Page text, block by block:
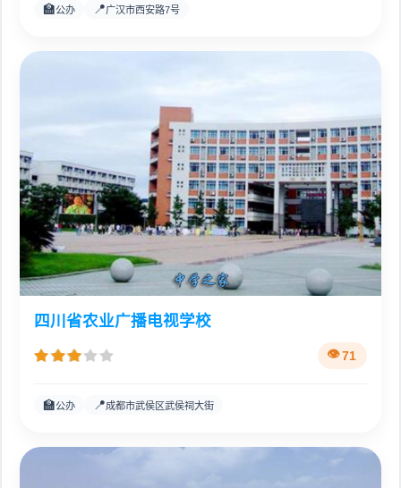
🏫公办 📍广汉市西安路7号
四川省农业广播电视学校
71
🏫公办 📍成都市武侯区武侯祠大街